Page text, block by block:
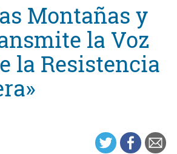
Montañas y
la Voz
la Resistencia